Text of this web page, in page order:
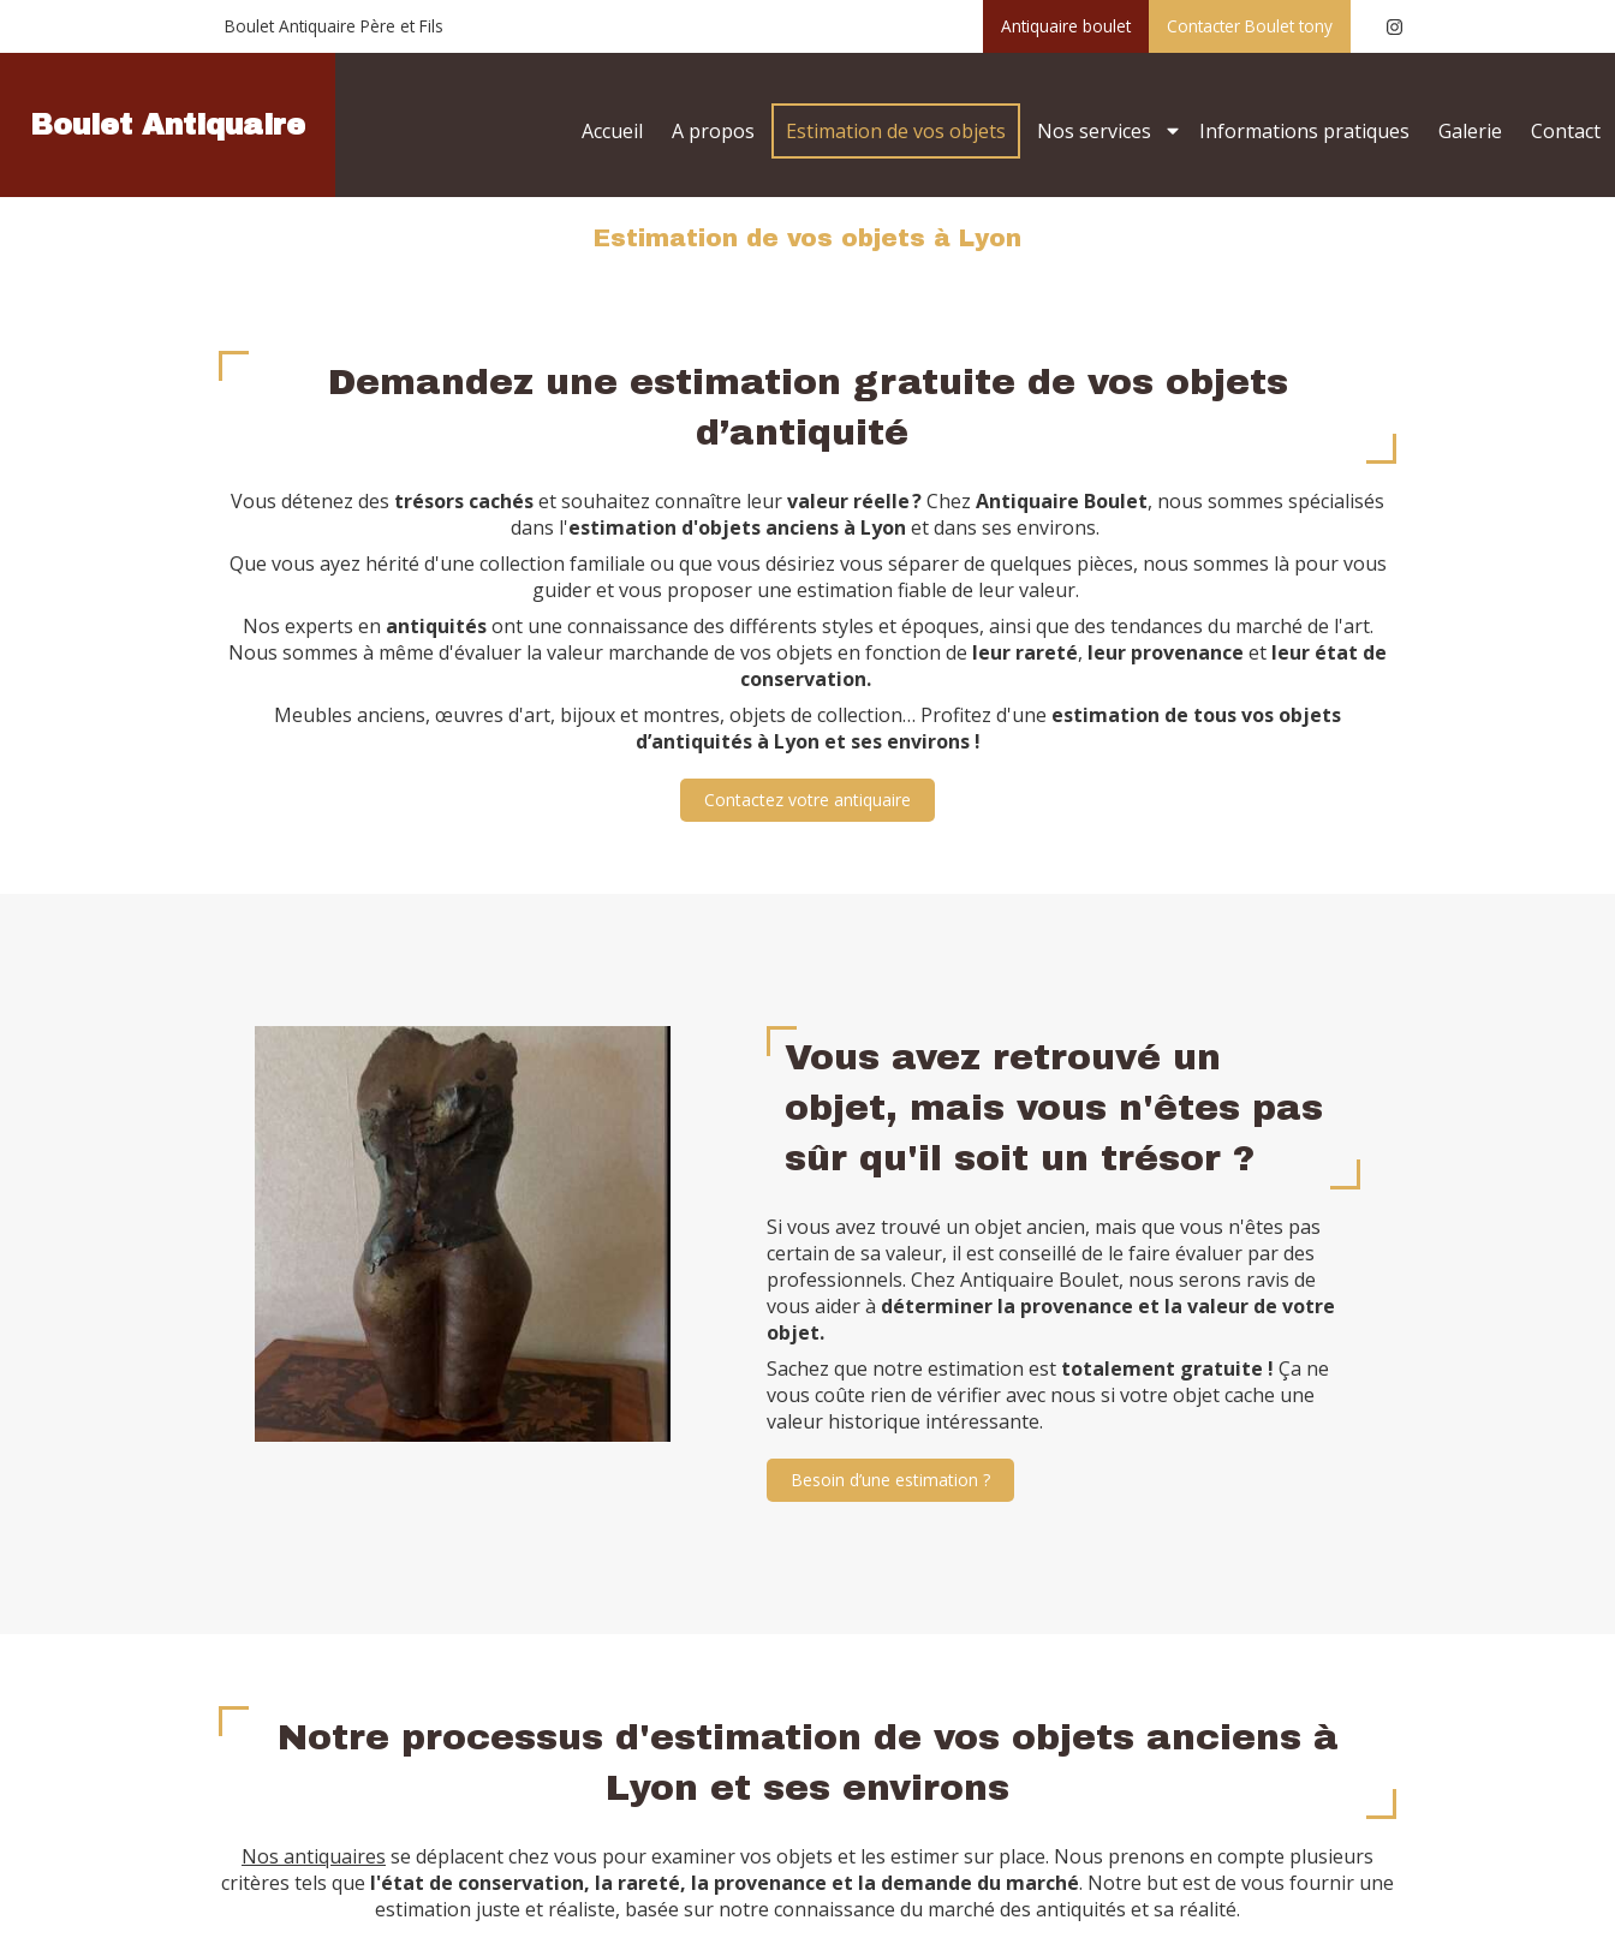
Boulet Antiquaire Père et Fils Contacter Boulet tony
Antiquaire boulet
Boulet Antiquaire Accueil A propos Estimation de vos objets Nos services Informations pratiques Galerie Contact
Estimation de vos objets à Lyon
Demandez une estimation gratuite de vos objets
d’antiquité
Vous détenez des trésors cachéset souhaitez connaître leurvaleur réelle ?Chez Antiquaire Boulet, nous sommes spécialisés
dans l'estimation d'objets anciens à Lyon et dans ses environs.
Que vous ayez hérité d'une collection familiale ou que vous désiriez vous séparer de quelques pièces, nous sommes là pour vous
guider et vous proposer une estimation fiable de leur valeur.
Nos experts en antiquitésont une connaissance des différents styles et époques, ainsi que des tendances du marché de l'art.
Nous sommes à même d'évaluer la valeur marchande de vos objets en fonction de leur rareté, leur provenance et leur état de
conservation.
Meubles anciens, œuvres d'art, bijoux et montres, objets de collection… Profitez d'une estimation de tous vos objets
d’antiquités à Lyon et ses environs !
Contactez votre antiquaire
Vous avez retrouvé un
objet, mais vous n'êtes pas
sûr qu'il soit un trésor ?
Si vous avez trouvé un objet ancien, mais que vous n'êtes pas
certain de sa valeur, il est conseillé de le faire évaluer par des
professionnels. Chez Antiquaire Boulet, nous serons ravis de
vous aider à déterminer la provenance et la valeur de votre
objet.
Sachez que notre estimation est totalement gratuite ! Ça ne
vous coûte rien de vérifier avec nous si votre objet cache une
valeur historique intéressante.
Besoin d’une estimation ?
Notre processus d'estimation de vos objets anciens à
Lyon et ses environs
Nos antiquaires se déplacent chez vous pour examiner vos objets et les estimer sur place. Nous prenons en compte plusieurs
critères tels que l'état de conservation, la rareté, la provenance et la demande du marché. Notre but est de vous fournir une
estimation juste et réaliste, basée sur notre connaissance du marché des antiquités et sa réalité.